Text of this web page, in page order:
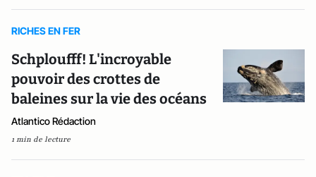
RICHES EN FER
Schploufff! L'incroyable
pouvoir des crottes de
baleines sur la vie des océans
Atlantico Rédaction
1 min de lecture